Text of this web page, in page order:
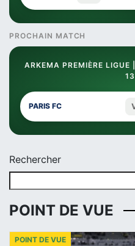
PROCHAIN MATCH
ARKEMA PREMIÈRE
PARIS FC
Rechercher
POINT DE VUE
POINT DE VUE